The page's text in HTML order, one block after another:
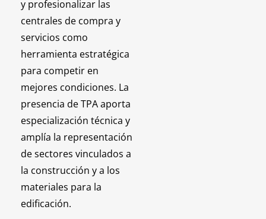
y profesionalizar las
centrales de compra y
servicios como
herramienta estratégica
para competir en
mejores condiciones. La
presencia de TPA aporta
especialización técnica y
amplía la representación
de sectores vinculados a
la construcción y a los
materiales para la
edificación.